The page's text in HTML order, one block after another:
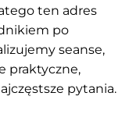
ten adres
po
seanse,
praktyczne,
pytania.